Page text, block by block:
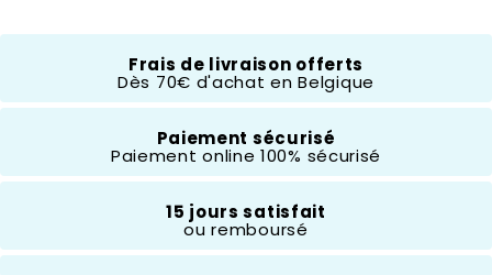
Frais de livraison offerts
Dès 70€ d'achat en Belgique
Paiement sécurisé
Paiement online 100% sécurisé
15 jours satisfait
ou remboursé